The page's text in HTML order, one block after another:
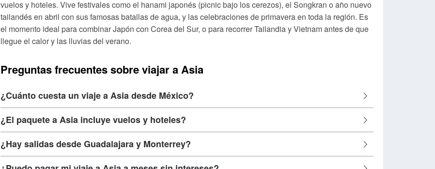
vuelos y hoteles. Vive festivales como el hanami japonés (picnic bajo los cerezos), el Songkran o año nuevo
tailandés en abril con sus famosas batallas de agua, y las celebraciones de primavera en toda la región. Es
el momento ideal para combinar Japón con Corea del Sur, o para recorrer Tailandia y Vietnam antes de que
llegue el calor y las lluvias del verano.
Preguntas frecuentes sobre viajar a Asia
¿Cuánto cuesta un viaje a Asia desde México?
¿El paquete a Asia incluye vuelos y hoteles?
¿Hay salidas desde Guadalajara y Monterrey?